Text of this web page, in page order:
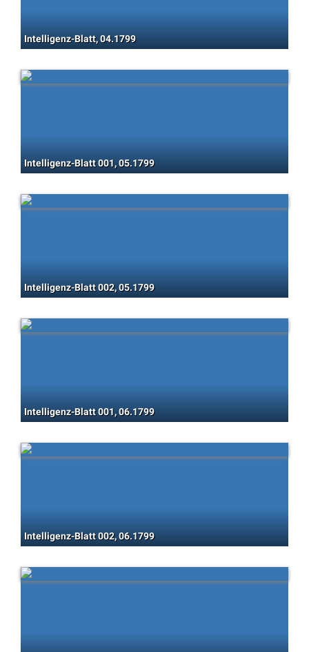
Intelligenz-Blatt, 04.1799
Intelligenz-Blatt 001, 05.1799
Intelligenz-Blatt 002, 05.1799
Intelligenz-Blatt 001, 06.1799
Intelligenz-Blatt 002, 06.1799